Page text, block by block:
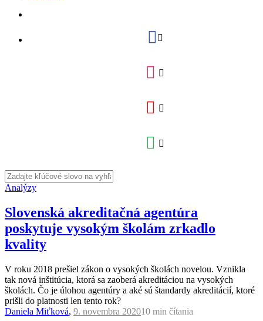
Analýzy
Slovenská akreditačná agentúra
poskytuje vysokým školám zrkadlo
kvality
V roku 2018 prešiel zákon o vysokých školách novelou. Vznikla
tak nová inštitúcia, ktorá sa zaoberá akreditáciou na vysokých
školách. Čo je úlohou agentúry a aké sú štandardy akreditácií, ktoré
prišli do platnosti len tento rok?
Daniela Miťková, 9. novembra 202010 min čítania